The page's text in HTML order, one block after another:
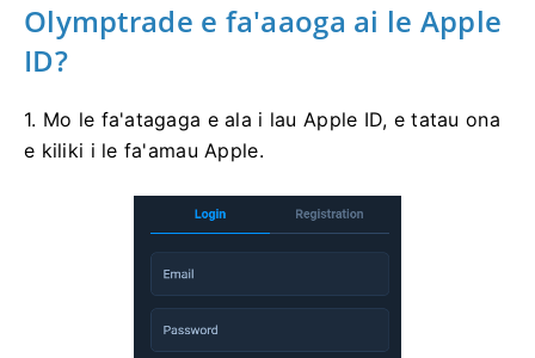
Olymptrade e fa'aaoga ai le Apple
ID?
1. Mo le fa'atagaga e ala i lau Apple ID, e tatau ona
e kiliki i le fa'amau Apple.